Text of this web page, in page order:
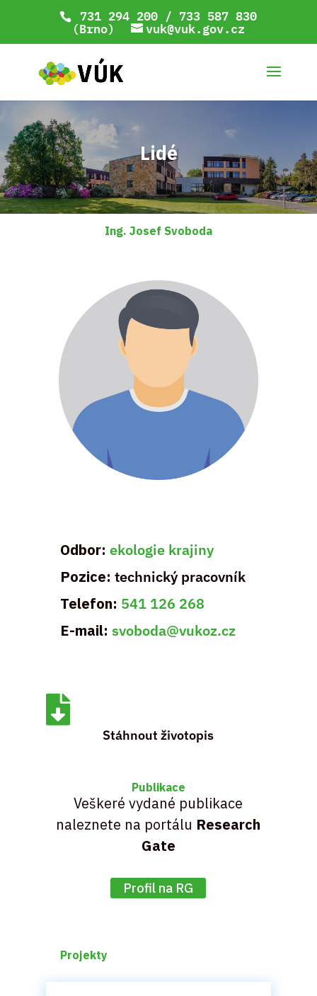
731 294 200 / 733 587 830
(Brno) vuk@vuk.gov.cz
Lidé
Ing. Josef Svoboda
Odbor: ekologie krajiny
Pozice: technický pracovník
Telefon: 541 126 268
E-mail: svoboda@vukoz.cz

Stáhnout životopis
Publikace
Veškeré vydané publikace
naleznete na portálu Research
Gate
Profil na RG
Projekty